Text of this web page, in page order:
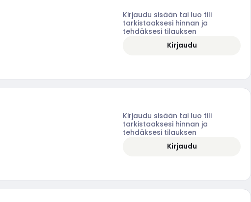
Kirjaudu sisään tai luo tili
tarkistaaksesi hinnan ja
tehdäksesi tilauksen
Kirjaudu
Kirjaudu sisään tai luo tili
tarkistaaksesi hinnan ja
tehdäksesi tilauksen
Kirjaudu